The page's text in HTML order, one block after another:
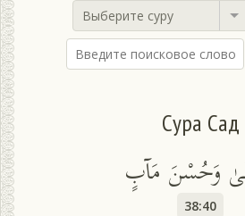
Выберите суру
Сура Сад
وَحُسْنَ مَآبٍ
38:40